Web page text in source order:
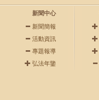
新聞中心
新聞簡報
活動資訊
專題報導
弘法年鑒